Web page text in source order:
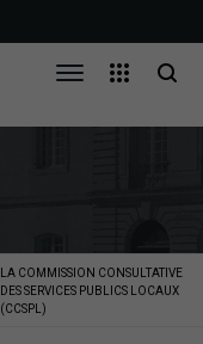
LA COMMISSION CONSULTATIVE
DES SERVICES PUBLICS LOCAUX
(CCSPL)